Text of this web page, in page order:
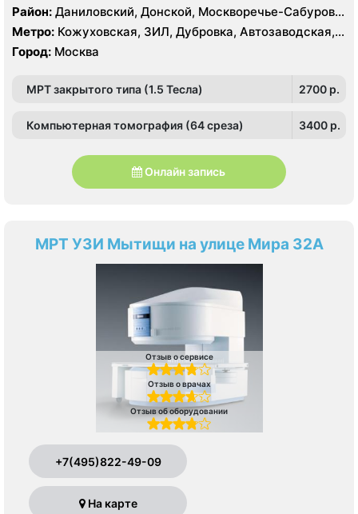
Район: Даниловский, Донской, Москворечье-Сабурово,
Нагатино-Садовники, Нагатинский Затон, Нагорный
Метро: Кожуховская, ЗИЛ, Дубровка, Автозаводская,
Нагатинская, Технопарк, Тульская, Угрешская
Город: Москва
МРТ закрытого типа (1.5 Тесла) 2700 p.
Компьютерная томография (64 среза) 3400 p.
Онлайн запись
МРТ УЗИ Мытищи на улице Мира 32А
Отзыв о сервисе
Отзыв о врачах
Отзыв об оборудовании
+7(495)822-49-09
На карте